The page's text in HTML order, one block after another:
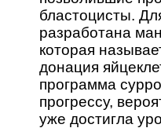
бластоцисты.
разработана
которая
донация
программа
прогрессу,
уже достигла